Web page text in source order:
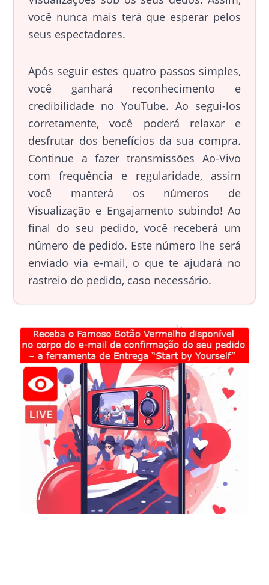
você nunca mais terá que esperar pelos
seus espectadores.
Após seguir estes quatro passos simples,
você ganhará reconhecimento e
credibilidade no YouTube. Ao segui-los
corretamente, você poderá relaxar e
desfrutar dos benefícios da sua compra.
Continue a fazer transmissões Ao-Vivo
com frequência e regularidade, assim
você manterá os números de
Visualização e Engajamento subindo! Ao
final do seu pedido, você receberá um
número de pedido. Este número lhe será
enviado via e-mail, o que te ajudará no
rastreio do pedido, caso necessário.